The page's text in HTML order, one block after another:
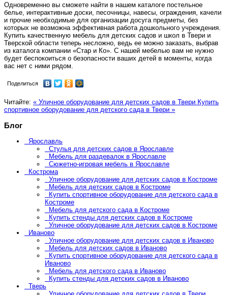
Одновременно вы сможете найти в нашем каталоге постельное
белье, интерактивные доски, песочницы, навесы, ограждения, качели
и прочие необходимые для организации досуга предметы, без
которых не возможна эффективная работа дошкольного учреждения.
Купить качественную мебель для детских садов и школ в Твери и
Тверской области теперь несложно, ведь ее можно заказать, выбрав
из каталога компании «Стар и Ко». С нашей мебелью вам не нужно
будет беспокоиться о безопасности ваших детей в моменты, когда
вас нет с ними рядом.
Поделиться
Читайте: « Уличное оборудование для детских садов в Твери Купить
спортивное оборудование для детского сада в Твери »
Блог
Ярославль
Стулья для детских садов в Ярославле
Мебель для раздевалок в Ярославле
Сюжетно-игровая мебель в Ярославле
Кострома
Уличное оборудование для детских садов в Костроме
Мебель для детских садов в Костроме
Купить спортивное оборудование для детского сада в
Костроме
Мебель для детского сада в Костроме
Купить стенды для детских садов в Костроме
Уличное оборудование для детских садов в Костроме
Иваново
Уличное оборудование для детских садов в Иваново
Мебель для детских садов в Иваново
Купить спортивное оборудование для детского сада в
Иваново
Мебель для детского сада в Иваново
Купить стенды для детских садов в Иваново
Тверь